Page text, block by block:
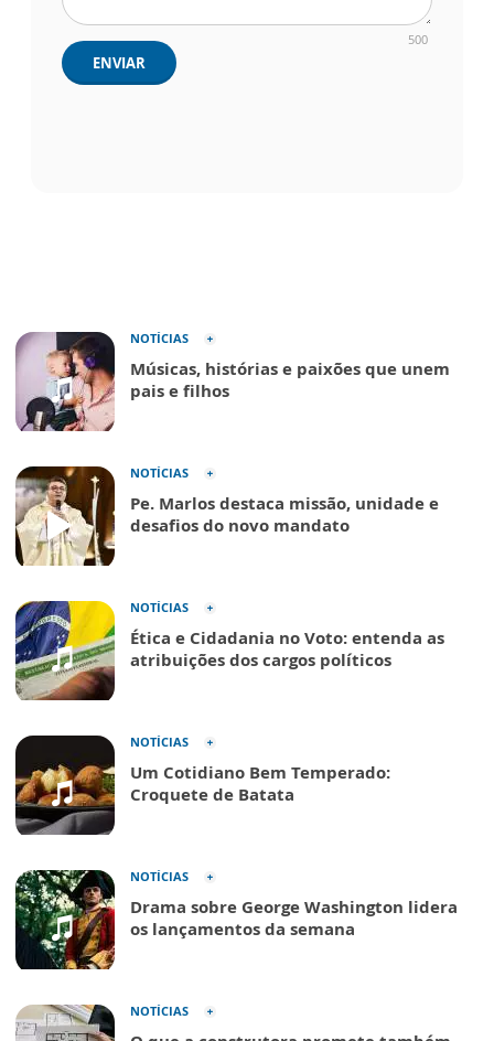
500
ENVIAR
NOTÍCIAS
Músicas, histórias e paixões que unem
pais e filhos
NOTÍCIAS
Pe. Marlos destaca missão, unidade e
desafios do novo mandato
NOTÍCIAS
Ética e Cidadania no Voto: entenda as
atribuições dos cargos políticos
NOTÍCIAS
Um Cotidiano Bem Temperado:
Croquete de Batata
NOTÍCIAS
Drama sobre George Washington lidera
os lançamentos da semana
NOTÍCIAS